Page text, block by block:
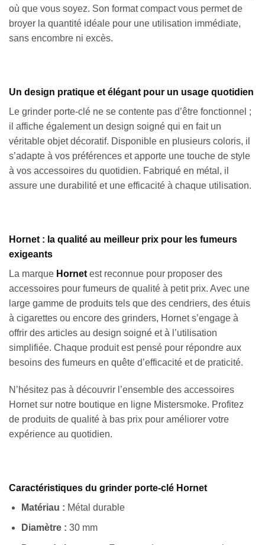
où que vous soyez. Son format compact vous permet de
broyer la quantité idéale pour une utilisation immédiate,
sans encombre ni excès.
Un design pratique et élégant pour un usage quotidien
Le grinder porte-clé ne se contente pas d’être fonctionnel ;
il affiche également un design soigné qui en fait un
véritable objet décoratif. Disponible en plusieurs coloris, il
s’adapte à vos préférences et apporte une touche de style
à vos accessoires du quotidien. Fabriqué en métal, il
assure une durabilité et une efficacité à chaque utilisation.
Hornet : la qualité au meilleur prix pour les fumeurs
exigeants
La marque Hornet est reconnue pour proposer des
accessoires pour fumeurs de qualité à petit prix. Avec une
large gamme de produits tels que des cendriers, des étuis
à cigarettes ou encore des grinders, Hornet s’engage à
offrir des articles au design soigné et à l’utilisation
simplifiée. Chaque produit est pensé pour répondre aux
besoins des fumeurs en quête d’efficacité et de praticité.
N’hésitez pas à découvrir l’ensemble des accessoires
Hornet sur notre boutique en ligne Mistersmoke. Profitez
de produits de qualité à bas prix pour améliorer votre
expérience au quotidien.
Caractéristiques du grinder porte-clé Hornet
Matériau : Métal durable
Diamètre : 30 mm